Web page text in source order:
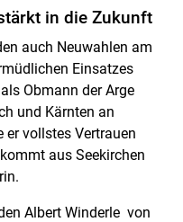
in die Zukunft
auch Neuwahlen am
Einsatzes
Obmann der Arge
und Kärnten an
er vollstes Vertrauen
aus Seekirchen
Albert Winderle von